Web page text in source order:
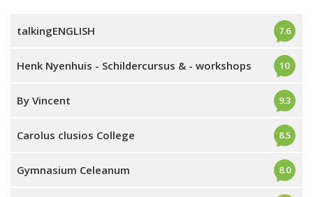
talkingENGLISH 7.6
Henk Nyenhuis - Schildercursus & - workshops 10
By Vincent 9.3
Carolus clusios College 8.5
Gymnasium Celeanum 8.0